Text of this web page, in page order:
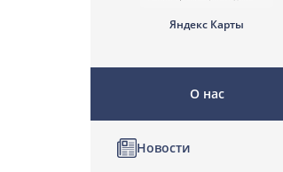
Яндекс Карты
О нас
Новости